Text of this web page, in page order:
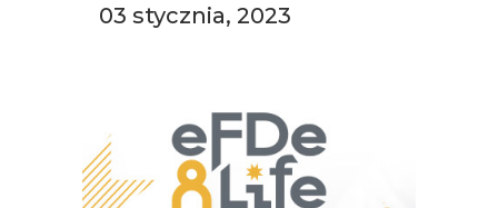
03 stycznia, 2023